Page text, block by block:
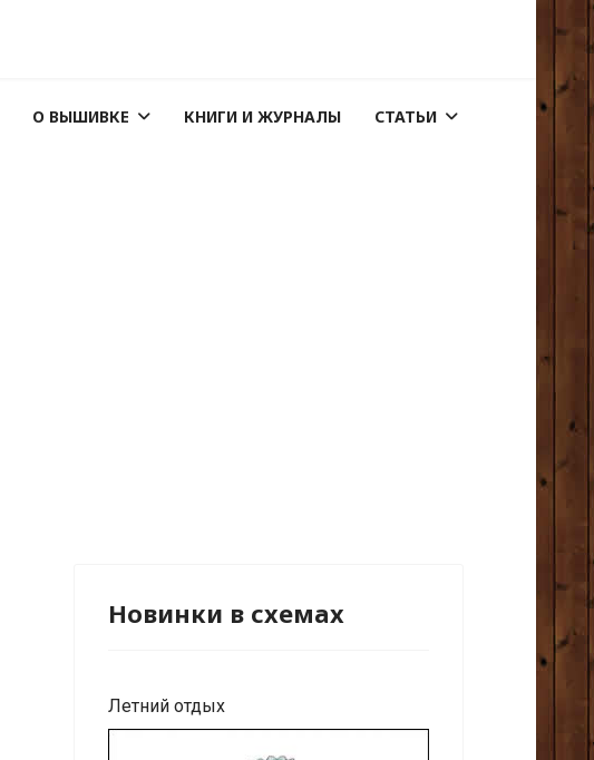
О ВЫШИВКЕ КНИГИ И ЖУРНАЛЫ СТАТЬИ
Новинки в схемах
Летний отдых